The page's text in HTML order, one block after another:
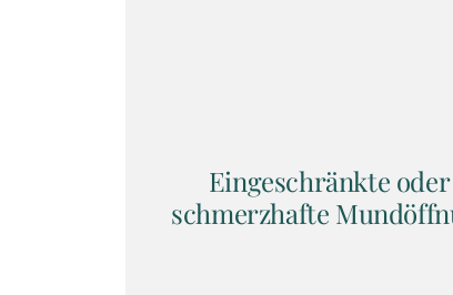
Eingeschränkte oder
schmerzhafte